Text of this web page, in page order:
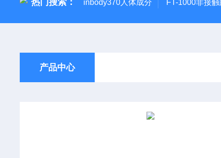
热门搜索： inbody370人体成分 FT-1000非接
产品中心